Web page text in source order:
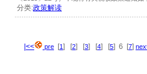
分类:政策解读
|<< pre [1] [2] [3] [4] [5] 6 [7]